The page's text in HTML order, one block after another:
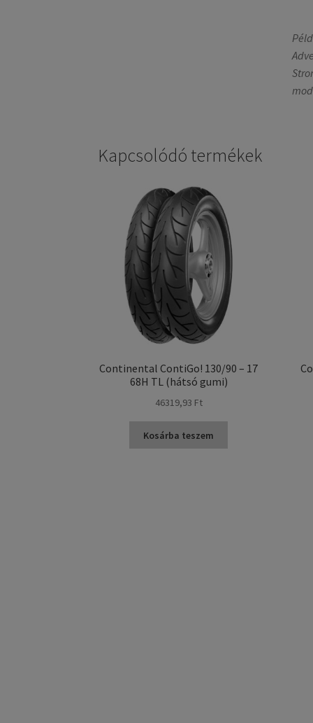
Kapcsolódó termékek
Continental ContiGo! 130/90 – 17
68H TL (hátsó gumi)
46319,93 Ft
Kosárba teszem